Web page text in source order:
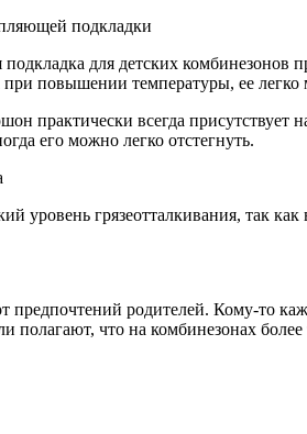
подкладки
для детских комбинезонов
при повышении температуры, ее
практически всегда присутствует
его можно легко отстегнуть.
уровень грязеотталкивания, так
предпочтений родителей. Кому-то
полагают, что на комбинезонах